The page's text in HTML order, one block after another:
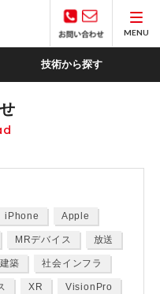
MENU
技術から探す
iPhone Apple
MRデバイス 放送
建築 社会インフラ
XR VisionPro